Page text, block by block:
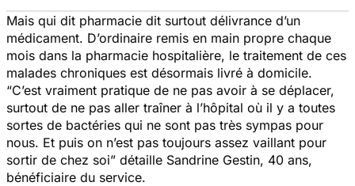
Mais qui dit pharmacie dit surtout délivrance d’un
médicament. D’ordinaire remis en main propre chaque
mois dans la pharmacie hospitalière, le traitement de ces
malades chroniques est désormais livré à domicile.
“C’est vraiment pratique de ne pas avoir à se déplacer,
surtout de ne pas aller traîner à l’hôpital où il y a toutes
sortes de bactéries qui ne sont pas très sympas pour
nous. Et puis on n’est pas toujours assez vaillant pour
sortir de chez soi” détaille Sandrine Gestin, 40 ans,
bénéficiaire du service.